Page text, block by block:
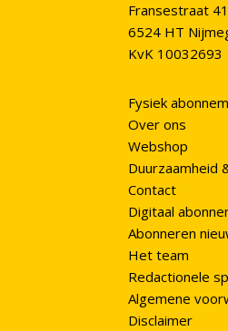
Fransestraat 41
6524 HT
KvK 10032693
Fysiek
Over ons
Webshop
Duurzaamheid
Contact
Digitaal
Abonneren
Het team
Redactionele
Algemene
Disclaimer